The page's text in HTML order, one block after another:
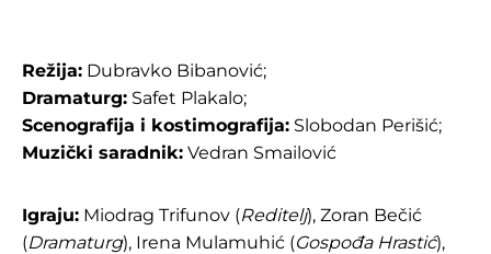
Režija: Dubravko Bibanović;
Dramaturg: Safet Plakalo;
Scenografija i kostimografija: Slobodan Perišić;
Muzički saradnik: Vedran Smailović
Igraju: Miodrag Trifunov (Reditelj), Zoran Bečić
(Dramaturg), Irena Mulamuhić (Gospođa Hrastić),